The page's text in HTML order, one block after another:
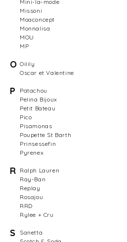
Mini-la-mode
Missoni
Moaconcept
Monnalisa
MOU
MP
O Oilily
Oscar et Valentine
P
Patachou
Pelina Bijoux
Petit Bateau
Pico
Pisamonas
Poupette St Barth
Prinsessefin
Pyrenex
R Ralph Lauren
Ray-Ban
Replay
Rosajou
RRD
Rylee + Cru
S
Sanetta